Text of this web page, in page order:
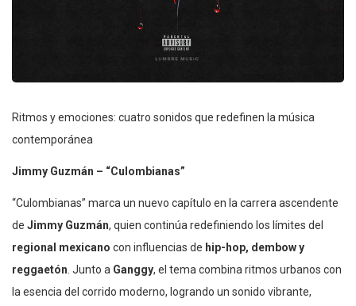
Ritmos y emociones: cuatro sonidos que redefinen la música
contemporánea
Jimmy Guzmán – “Culombianas”
“Culombianas” marca un nuevo capítulo en la carrera ascendente
de Jimmy Guzmán, quien continúa redefiniendo los límites del
regional mexicano con influencias de hip-hop, dembow y
reggaetón . Junto a Ganggy, el tema combina ritmos urbanos con
la esencia del corrido moderno, logrando un sonido vibrante,